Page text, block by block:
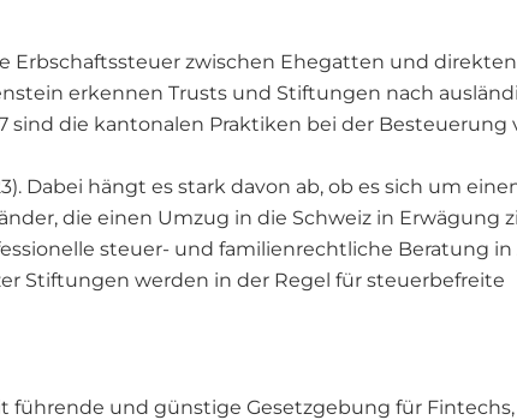
Erbschaftssteuer zwischen Ehegatten und direkten
erkennen Trusts und Stiftungen nach
die kantonalen Praktiken bei der Besteuerung
Dabei hängt es stark davon ab, ob es sich um
die einen Umzug in die Schweiz in Erwägung
steuer- und familienrechtliche Beratung
Stiftungen werden in der Regel für steuerbefreite
und günstige Gesetzgebung für